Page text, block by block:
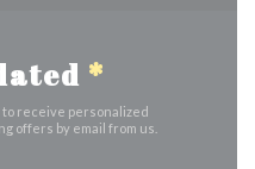
*
receive personalized
offers by email from us.